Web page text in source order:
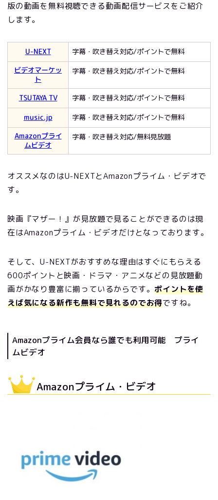
版の動画を無料視聴できる動画配信サービスをご紹介
します。
U-NEXT
字幕・吹き替え対応/ポイントで無料
ビデオマーケッ
ト
字幕・吹き替え対応/ポイントで無料
TSUTAYA TV
字幕・吹き替え対応/ポイントで無料
music.jp
字幕・吹き替え対応/ポイントで無料
Amazonプライ
ムビデオ
字幕・吹き替え対応/無料見放題
オススメなのはU-NEXTとAmazonプライム・ビデオで
す。
映画『マザー！』が見放題で見ることができるのは現
在はAmazonプライム・ビデオだけとなっております。
そして、U-NEXTがおすすめな理由はすぐにもらえる
600ポイントと映画・ドラマ・アニメなどの見放題動
画がかなり豊富に揃っているからです。ポイントを使
えば気になる新作も無料で見れるのでお得ですね。
Amazonプライム会員なら誰でも利用可能 プライ
ムビデオ
Amazonプライム・ビデオ